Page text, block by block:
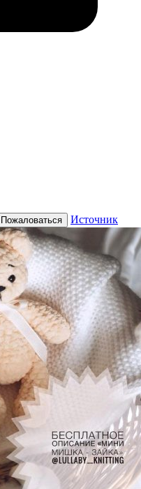
Пожаловаться Источник